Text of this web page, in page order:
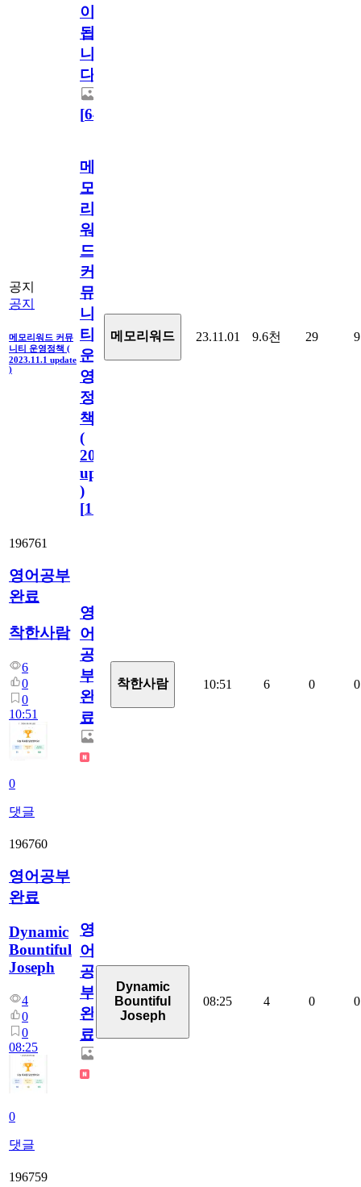
이
됩
니
다.
[64
공지
공지
메모리워드 커뮤
니티 운영정책 (
2023.11.1 update
)
메
모
리
워
드
커
뮤
니
티
운
영
정
책
(
2023.11.1
update
)
[110
메모리워드 23.11.01 9.6천 29 9
196761
영어공부
완료
착한사람
6
0
0
10:51
0
댓글
영
어
공
부
완
료
착한사람 10:51 6 0 0
196760
영어공부
완료
Dynamic
Bountiful
Joseph
4
0
0
08:25
0
댓글
영
어
공
부
완
료
Dynamic
Bountiful
Joseph
08:25 4 0 0
196759